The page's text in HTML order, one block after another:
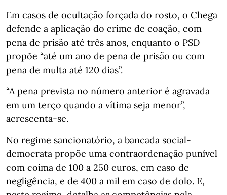
Em casos de ocultação forçada do rosto, o Chega
defende a aplicação do crime de coação, com
pena de prisão até três anos, enquanto o PSD
propõe “até um ano de pena de prisão ou com
pena de multa até 120 dias”.
“A pena prevista no número anterior é agravada
em um terço quando a vítima seja menor”,
acrescenta-se.
No regime sancionatório, a bancada social-
democrata propõe uma contraordenação punível
com coima de 100 a 250 euros, em caso de
negligência, e de 400 a mil em caso de dolo. E,